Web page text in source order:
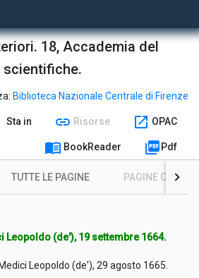
18, Accademia del
scientifiche.
Biblioteca Nazionale Centrale di Firenze
Sta in link Risorse open_in_new OPAC
menu_book BookReader picture_as_pdf Pdf
TUTTE LE PAGINE PAGINE CON
Leopoldo (de'), 19 settembre 1664.
Leopoldo (de'), 29 agosto 1665.